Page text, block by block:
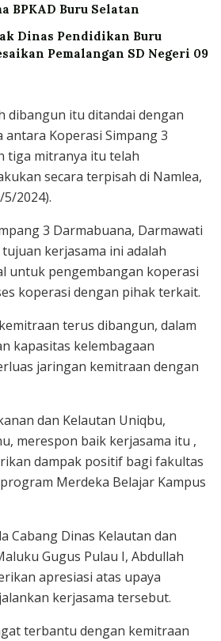
BPKAD Buru Selatan
Dinas Pendidikan Buru
Pemalangan SD Negeri 09
dibangun itu ditandai dengan
Koperasi Simpang 3
tiga mitranya itu telah
secara terpisah di Namlea,
2024).
3 Darmabuana, Darmawati
kerjasama ini adalah
untuk pengembangan koperasi
koperasi dengan pihak terkait.
terus dibangun, dalam
kapasitas kelembagaan
jaringan kemitraan dengan
dan Kelautan Uniqbu,
merespon baik kerjasama itu ,
dampak positif bagi fakultas
Merdeka Belajar Kampus
Cabang Dinas Kelautan dan
Gugus Pulau I, Abdullah
apresiasi atas upaya
kerjasama tersebut.
terbantu dengan kemitraan